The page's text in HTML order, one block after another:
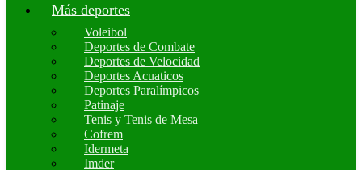
Más deportes
Voleibol
Deportes de Combate
Deportes de Velocidad
Deportes Acuaticos
Deportes Paralímpicos
Patinaje
Tenis y Tenis de Mesa
Cofrem
Idermeta
Imder